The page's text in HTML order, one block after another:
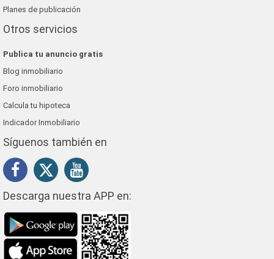
Planes de publicación
Otros servicios
Publica tu anuncio gratis
Blog inmobiliario
Foro inmobiliario
Calcula tu hipoteca
Indicador Inmobiliario
Síguenos también en
Descarga nuestra APP en: